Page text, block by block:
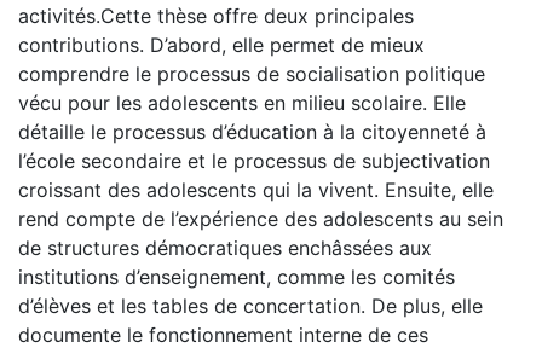
activités.Cette thèse offre deux principales
contributions. D’abord, elle permet de mieux
comprendre le processus de socialisation politique
vécu pour les adolescents en milieu scolaire. Elle
détaille le processus d’éducation à la citoyenneté à
l’école secondaire et le processus de subjectivation
croissant des adolescents qui la vivent. Ensuite, elle
rend compte de l’expérience des adolescents au sein
de structures démocratiques enchâssées aux
institutions d’enseignement, comme les comités
d’élèves et les tables de concertation. De plus, elle
documente le fonctionnement interne de ces